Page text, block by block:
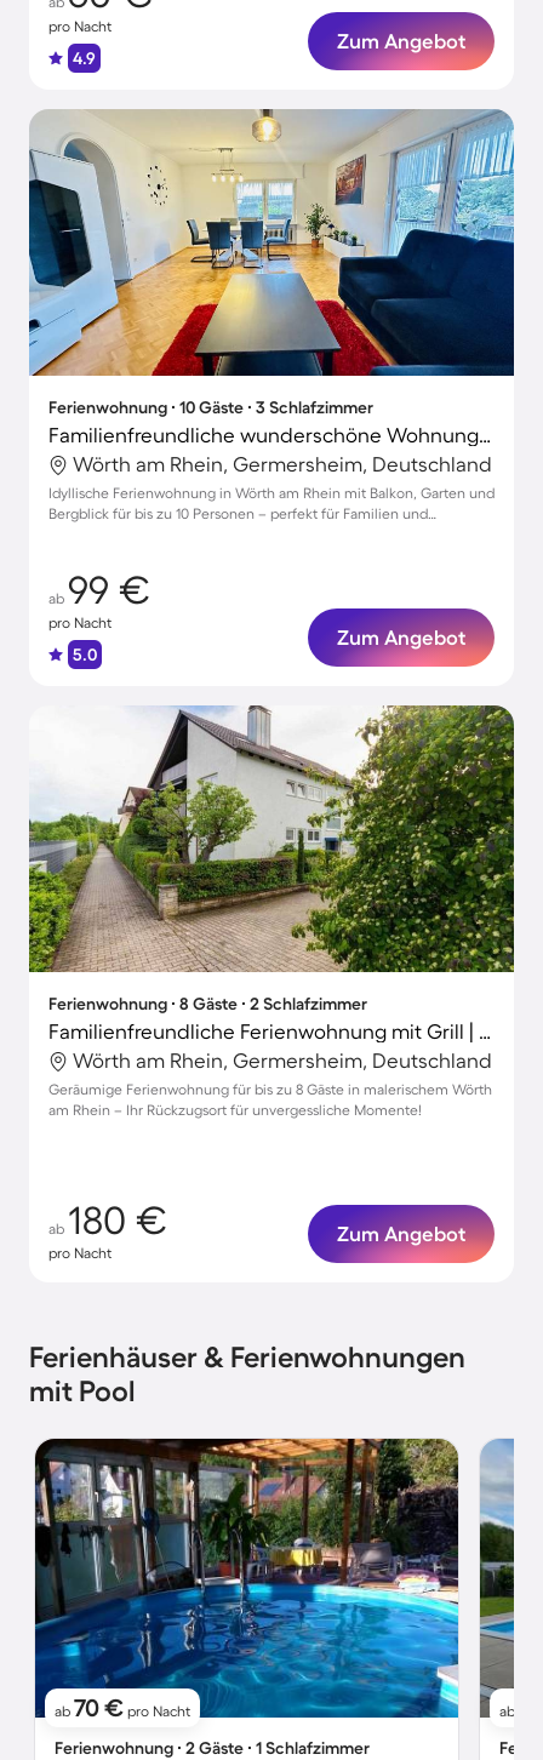
pro Nacht
4.9
Zum Angebot
Ferienwohnung ∙ 10 Gäste ∙ 3 Schlafzimmer
Familienfreundliche wunderschöne Wohnung mit Grill und Garten | Gartenblick | Haustierfreundlich
Wörth am Rhein, Germersheim, Deutschland
Idyllische Ferienwohnung in Wörth am Rhein mit Balkon, Garten und
Bergblick für bis zu 10 Personen – perfekt für Familien und
ab 99 €
pro Nacht
5.0
Zum Angebot
Ferienwohnung ∙ 8 Gäste ∙ 2 Schlafzimmer
Familienfreundliche Ferienwohnung mit Grill | Panoramablick | Perfekt für die Arbeit von Zuhause
Wörth am Rhein, Germersheim, Deutschland
Geräumige Ferienwohnung für bis zu 8 Gäste in malerischem Wörth
am Rhein – Ihr Rückzugsort für unvergessliche Momente!
ab 180 €
pro Nacht
Zum Angebot
Ferienhäuser & Ferienwohnungen
mit Pool
ab 70 € pro Nacht
Ferienwohnung ∙ 2 Gäste ∙ 1 Schlafzimmer
ab